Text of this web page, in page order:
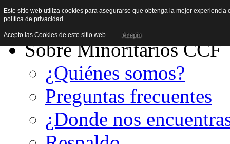
Sobre Minoritarios CCF
¿Quiénes somos?
Preguntas frecuentes
¿Donde nos
Este sitio web utiliza cookies para asegurarse que obtenga la mejor
política de privacidad .
Acepto las Cookies de este sitio web. Acepto